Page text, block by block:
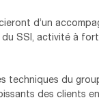
d’un
SSI, activité à
techniques du
des clients